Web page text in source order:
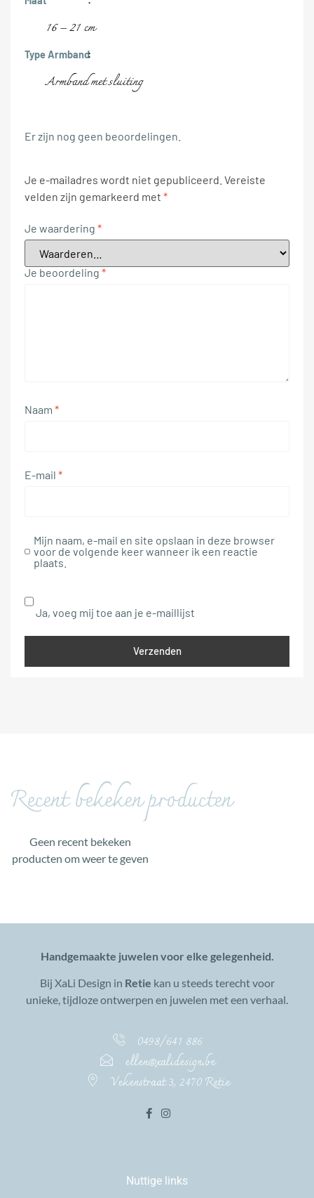
16 – 21 cm
Type Armband
Armband met sluiting
Er zijn nog geen beoordelingen.
Je e-mailadres wordt niet gepubliceerd. Vereiste
velden zijn gemarkeerd met *
Je waardering *
Je beoordeling *
Naam *
E-mail *
Mijn naam, e-mail en site opslaan in deze browser
voor de volgende keer wanneer ik een reactie
plaats.
Ja, voeg mij toe aan je e-maillijst
Recent bekeken producten
Geen recent bekeken
producten om weer te geven
Handgemaakte juwelen voor elke gelegenheid.
Bij XaLi Design in Retie kan u steeds terecht voor
unieke, tijdloze ontwerpen en juwelen met een verhaal.
0498/641 886
ellen@xalidesign.be
Vekenstraat 3, 2470 Retie
Nuttige links